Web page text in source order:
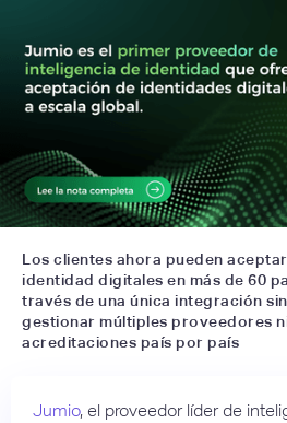
Los clientes ahora pueden
identidad digitales en más de 60
través de una única integración
gestionar múltiples proveedores
acreditaciones país por país
Jumio, el proveedor líder de